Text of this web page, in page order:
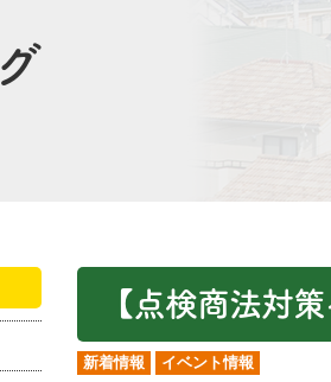
【点検商法対
新着情報 イベント情報